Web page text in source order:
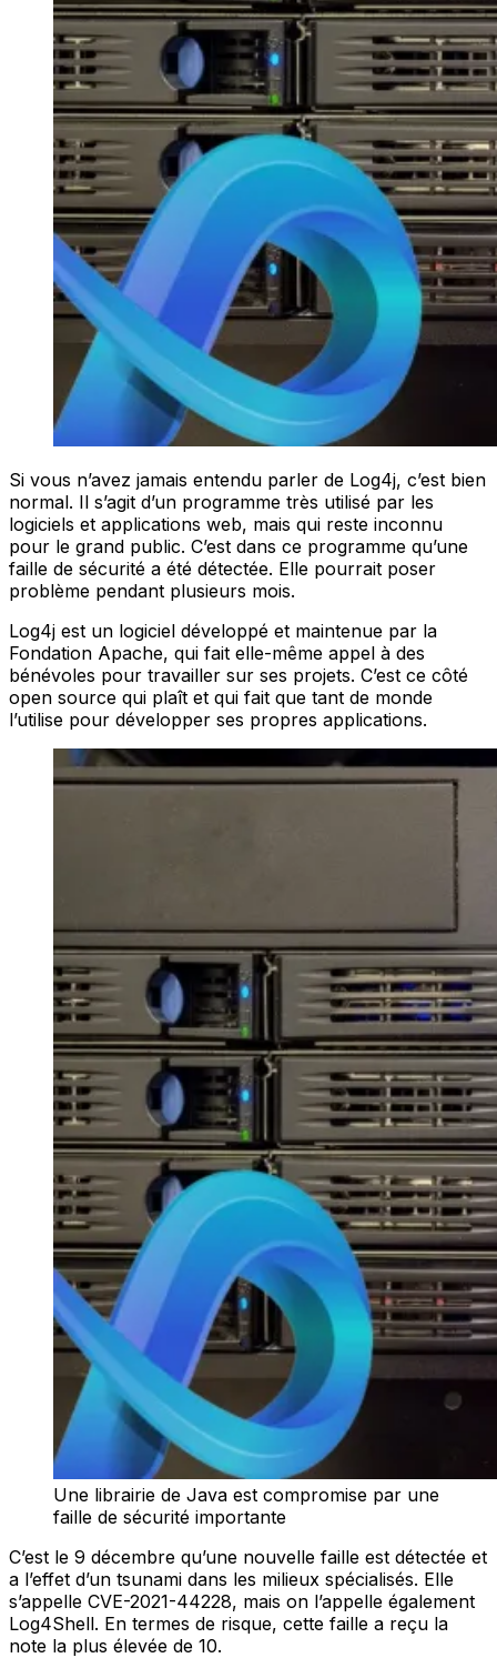
Si vous n’avez jamais entendu parler de Log4j, c’est bien
normal. Il s’agit d’un programme très utilisé par les
logiciels et applications web, mais qui reste inconnu
pour le grand public. C’est dans ce programme qu’une
faille de sécurité a été détectée. Elle pourrait poser
problème pendant plusieurs mois.
Log4j est un logiciel développé et maintenue par la
Fondation Apache, qui fait elle-même appel à des
bénévoles pour travailler sur ses projets. C’est ce côté
open source qui plaît et qui fait que tant de monde
l’utilise pour développer ses propres applications.
Une librairie de Java est compromise par une
faille de sécurité importante
C’est le 9 décembre qu’une nouvelle faille est détectée et
a l’effet d’un tsunami dans les milieux spécialisés. Elle
s’appelle CVE-2021-44228, mais on l’appelle également
Log4Shell. En termes de risque, cette faille a reçu la
note la plus élevée de 10.